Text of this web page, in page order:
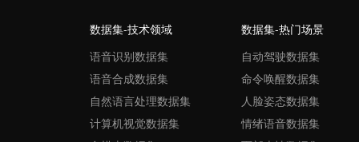
数据集-技术领域
语音识别数据集
语音合成数据集
自然语言处理数据集
计算机视觉数据集
数据集-热门场景
自动驾驶数据集
命令唤醒数据集
人脸姿态数据集
情绪语音数据集